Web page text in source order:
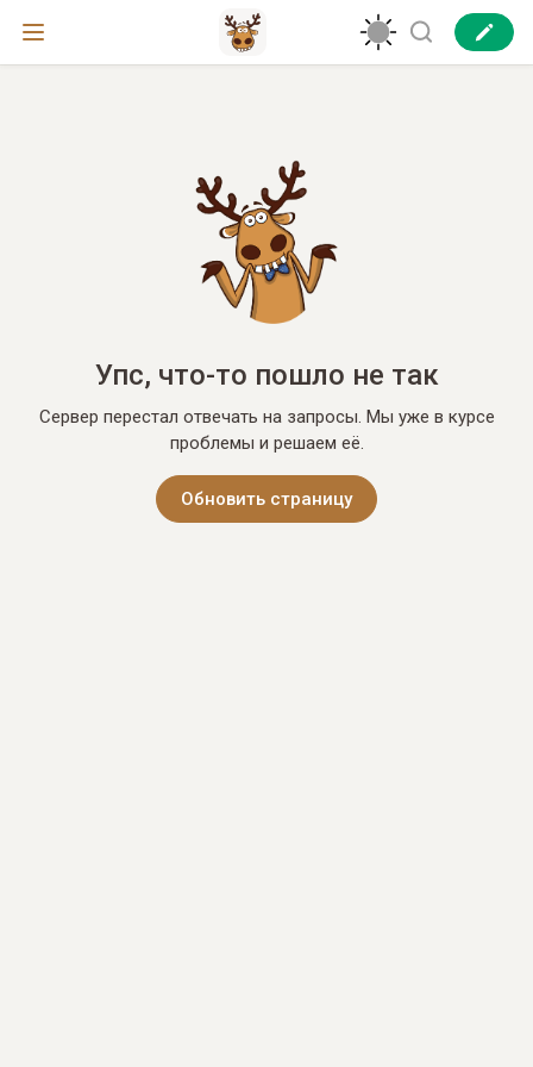
Упс, что-то пошло не так
Сервер перестал отвечать на запросы. Мы уже в курсе
проблемы и решаем её.
Обновить страницу